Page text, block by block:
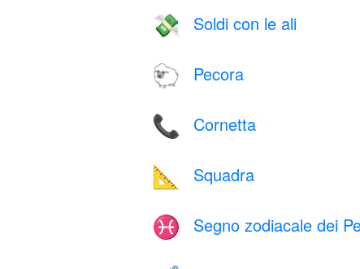
💸 Soldi con le ali
🐑 Pecora
📞 Cornetta
📐 Squadra
♓ Segno zodiacale dei